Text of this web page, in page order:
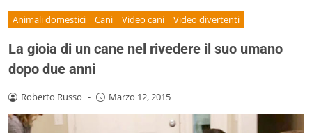
Animali domestici Cani Video cani Video divertenti
La gioia di un cane nel rivedere il suo umano
dopo due anni
Roberto Russo - Marzo 12, 2015